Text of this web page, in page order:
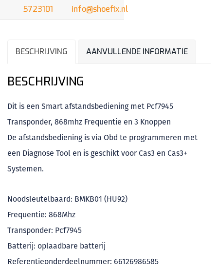
5723101
info@shoefix.nl
BESCHRIJVING AANVULLENDE INFORMATIE
BESCHRIJVING
Dit is een Smart afstandsbediening met Pcf7945
Transponder, 868mhz Frequentie en 3 Knoppen
De afstandsbediening is via Obd te programmeren met
een Diagnose Tool en is geschikt voor Cas3 en Cas3+
Systemen.
Noodsleutelbaard: BMKB01 (HU92)
Frequentie: 868Mhz
Transponder: Pcf7945
Batterij: oplaadbare batterij
Referentieonderdeelnummer: 66126986585